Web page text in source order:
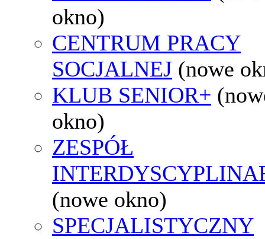
okno)
CENTRUM PRACY
SOCJALNEJ (nowe
KLUB SENIOR+
okno)
ZESPÓŁ
(nowe okno)
SPECJALISTYCZNY